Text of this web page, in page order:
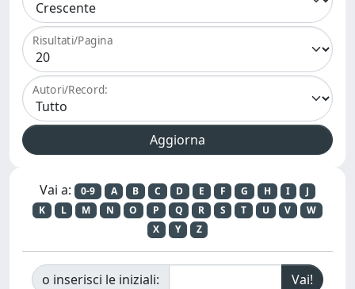
Risultati/Pagina
Autori/Record:
Vai a: 0-9 A B C D E F G H I
J
K
L M N O P Q R S T U V
W
X
Y Z
o inserisci le iniziali: